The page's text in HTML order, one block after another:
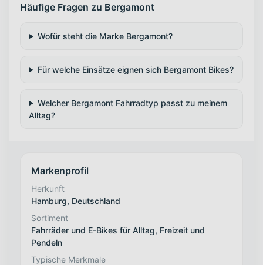
Häufige Fragen zu Bergamont
Wofür steht die Marke Bergamont?
Für welche Einsätze eignen sich Bergamont Bikes?
Welcher Bergamont Fahrradtyp passt zu meinem
Alltag?
Markenprofil
Herkunft
Hamburg, Deutschland
Sortiment
Fahrräder und E-Bikes für Alltag, Freizeit und
Pendeln
Typische Merkmale